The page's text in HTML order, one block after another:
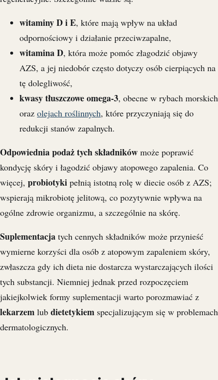
witaminy D i E, które mają wpływ na układ
odpornościowy i działanie przeciwzapalne,
witamina D, która może pomóc złagodzić objawy
AZS, a jej niedobór często dotyczy osób cierpiących na
tę dolegliwość,
kwasy tłuszczowe omega-3, obecne w rybach morskich
oraz olejach roślinnych, które przyczyniają się do
redukcji stanów zapalnych.
Odpowiednia podaż tych składników może poprawić
kondycję skóry i łagodzić objawy atopowego zapalenia. Co
więcej, probiotyki pełnią istotną rolę w diecie osób z AZS;
wspierają mikrobiotę jelitową, co pozytywnie wpływa na
ogólne zdrowie organizmu, a szczególnie na skórę.
Suplementacja tych cennych składników może przynieść
wymierne korzyści dla osób z atopowym zapaleniem skóry,
zwłaszcza gdy ich dieta nie dostarcza wystarczających ilości
tych substancji. Niemniej jednak przed rozpoczęciem
jakiejkolwiek formy suplementacji warto porozmawiać z
lekarzem lub dietetykiem specjalizującym się w problemach
dermatologicznych.